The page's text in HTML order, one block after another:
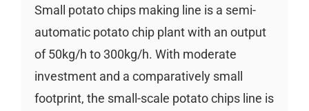
Small potato chips making line is a semi-
automatic potato chip plant with an output
of 50kg/h to 300kg/h. With moderate
investment and a comparatively small
footprint, the small-scale potato chips line is